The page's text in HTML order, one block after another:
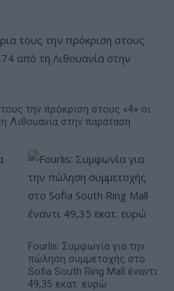
την πρόκριση στους «4» οι
Λιθουανία στην παράταση
Fourlis: Συμφωνία για την
πώληση συμμετοχής στο
Sofia South Ring Mall έναντι
49,35 εκατ. ευρώ